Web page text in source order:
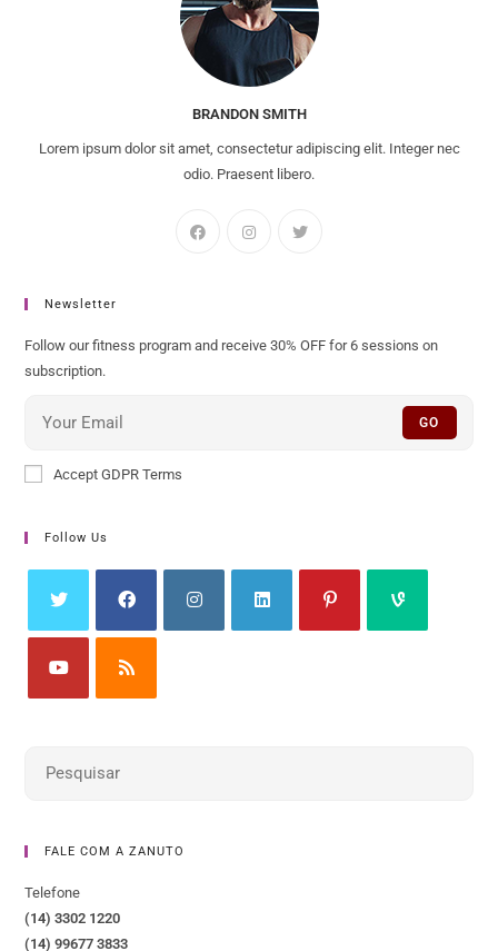
BRANDON SMITH
Lorem ipsum dolor sit amet, consectetur adipiscing elit. Integer nec
odio. Praesent libero.
Newsletter
Follow our fitness program and receive 30% OFF for 6 sessions on
subscription.
GO
Accept GDPR Terms
Follow Us
FALE COM A ZANUTO
Telefone
(14) 3302 1220
(14) 99677 3833